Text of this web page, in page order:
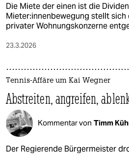
Die Miete der einen ist die
Mie­te­r:in­nen­be­we­gung stellt sich
privater Wohnungskonzerne
23.3.2026
Tennis-Affäre um Kai Wegner
Abstreiten, angreifen,
Kommentar von Timm
Der Regierende Bürgermeister